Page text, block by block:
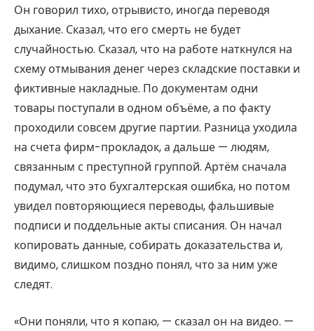
Он говорил тихо, отрывисто, иногда переводя
дыхание. Сказал, что его смерть не будет
случайностью. Сказал, что на работе наткнулся на
схему отмывания денег через складские поставки и
фиктивные накладные. По документам одни
товары поступали в одном объёме, а по факту
проходили совсем другие партии. Разница уходила
на счета фирм-прокладок, а дальше — людям,
связанным с преступной группой. Артём сначала
подумал, что это бухгалтерская ошибка, но потом
увидел повторяющиеся переводы, фальшивые
подписи и поддельные акты списания. Он начал
копировать данные, собирать доказательства и,
видимо, слишком поздно понял, что за ним уже
следят.
«Они поняли, что я копаю, — сказал он на видео. —